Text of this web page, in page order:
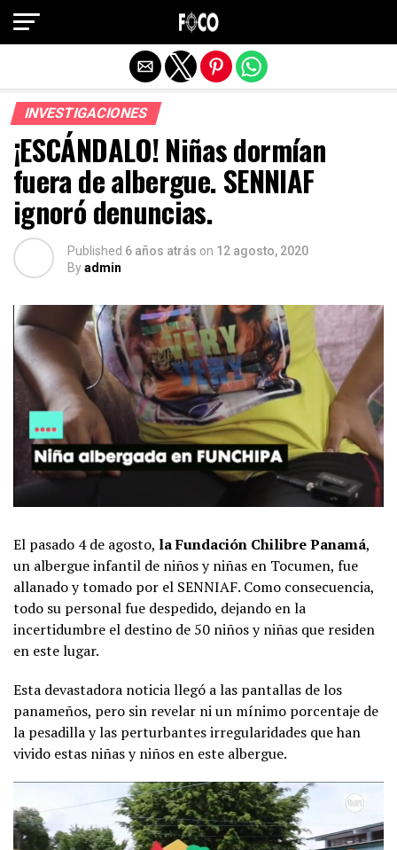
INVESTIGACIONES
¡ESCÁNDALO! Niñas dormían
fuera de albergue. SENNIAF
ignoró denuncias.
Published 6 años atrás on 12 agosto, 2020
Byadmin
El pasado 4 de agosto, la Fundación Chilibre Panamá,
un albergue infantil de niños y niñas en Tocumen, fue
allanado y tomado por el SENNIAF. Como consecuencia,
todo su personal fue despedido, dejando en la
incertidumbre el destino de 50 niños y niñas que residen
en este lugar.
Esta devastadora noticia llegó a las pantallas de los
panameños, pero sin revelar ni un mínimo porcentaje de
la pesadilla y las perturbantes irregularidades que han
vivido estas niñas y niños en este albergue.
Salir de la versión móvil